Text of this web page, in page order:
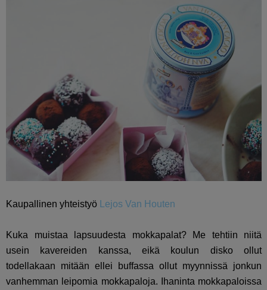
Kaupallinen yhteistyö Lejos Van Houten
Kuka muistaa lapsuudesta mokkapalat? Me tehtiin niitä
usein kavereiden kanssa, eikä koulun disko ollut
todellakaan mitään ellei buffassa ollut myynnissä jonkun
vanhemman leipomia mokkapaloja. Ihaninta mokkapaloissa